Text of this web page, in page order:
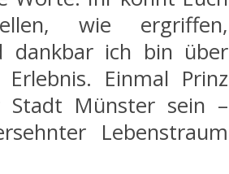
wie ergriffen,
dankbar ich bin über
Einmal Prinz
Stadt Münster sein –
Lebenstraum